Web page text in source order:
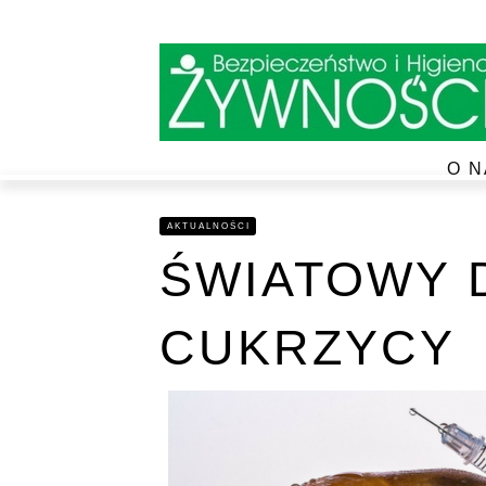
O
AKTUALNOŚCI
ŚWIATOWY
CUKRZYCY